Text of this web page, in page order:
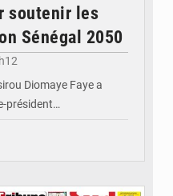
soutenir les
Sénégal 2050
Diomaye Faye a
président…